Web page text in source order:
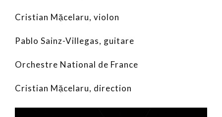
Cristian Mặcelaru, violon
Pablo Sainz-Villegas, guitare
Orchestre National de France
Cristian Mặcelaru, direction